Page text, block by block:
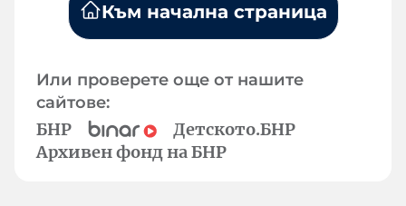
Към начална страница
Или проверете още от нашите
сайтове:
БНР
Детското.БНР
Архивен фонд на БНР